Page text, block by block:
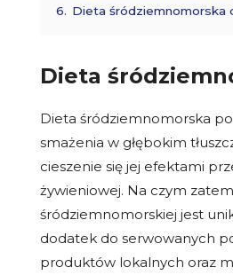
6. Dieta śródziemnomorska
Dieta
Dieta śródziemnomorska
smażenia w głębokim
cieszenie się jej efektami
żywieniowej. Na czym
śródziemnomorskiej jest
dodatek do serwowanych
produktów lokalnych oraz